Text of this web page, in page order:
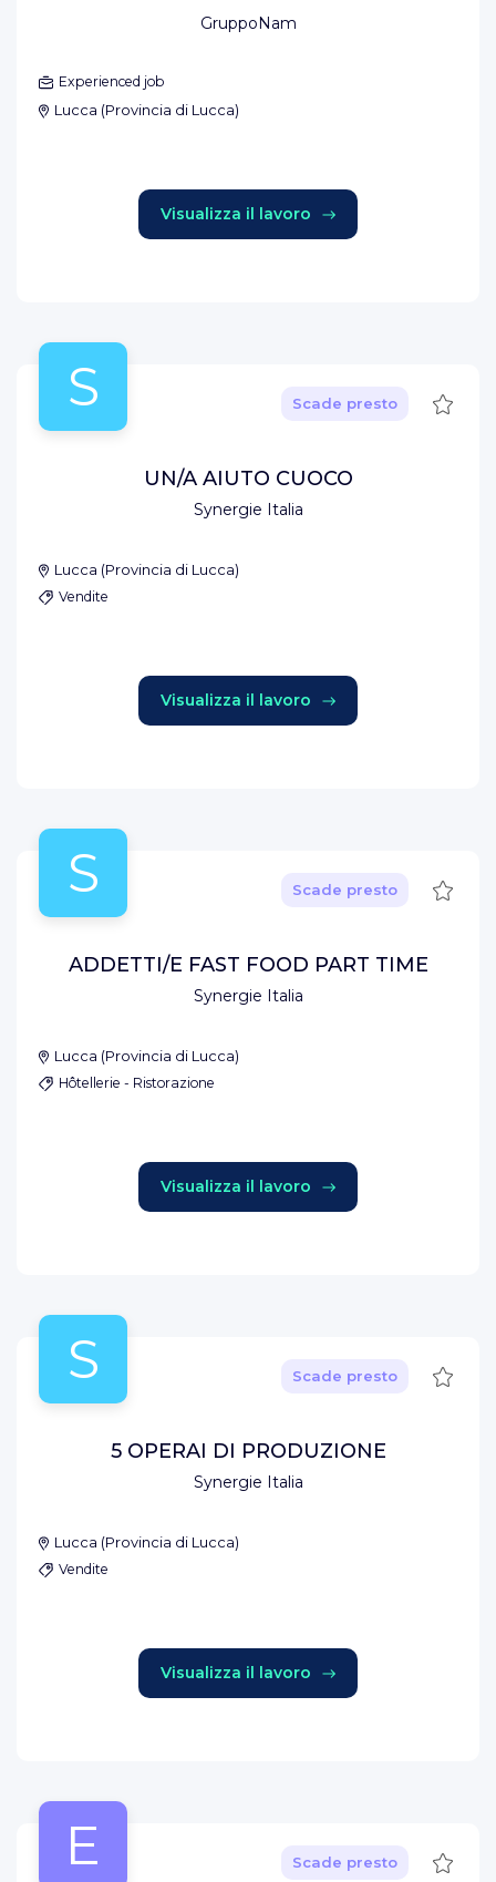
GruppoNam
Experienced job
Lucca (Provincia di Lucca)
Visualizza il lavoro
S
Synergie Italia
Scade presto Salva
UN/A AIUTO CUOCO
Lucca (Provincia di Lucca)
Vendite
Visualizza il lavoro
S
Synergie Italia
Scade presto Salva
ADDETTI/E FAST FOOD PART TIME
Lucca (Provincia di Lucca)
Hôtellerie - Ristorazione
Visualizza il lavoro
S
Synergie Italia
Scade presto Salva
5 OPERAI DI PRODUZIONE
Lucca (Provincia di Lucca)
Vendite
Visualizza il lavoro
E Scade presto Salva